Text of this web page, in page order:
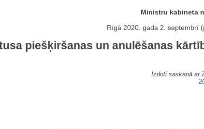
Ministru kabineta
Rīgā 2020. gada 2. septembrī
piešķiršanas un anulēšanas
Izdoti saskaņā ar